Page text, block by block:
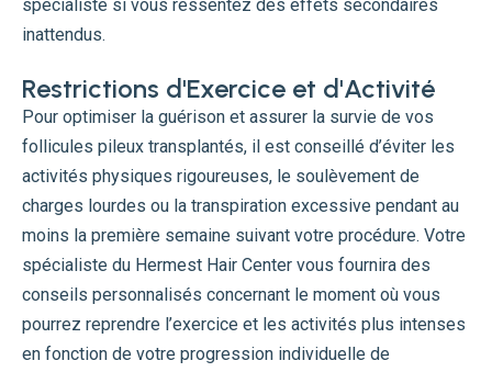
spécialiste si vous ressentez des effets secondaires
inattendus.
Restrictions d'Exercice et d'Activité
Pour optimiser la guérison et assurer la survie de vos
follicules pileux transplantés, il est conseillé d’éviter les
activités physiques rigoureuses, le soulèvement de
charges lourdes ou la transpiration excessive pendant au
moins la première semaine suivant votre procédure. Votre
spécialiste du Hermest Hair Center vous fournira des
conseils personnalisés concernant le moment où vous
pourrez reprendre l’exercice et les activités plus intenses
en fonction de votre progression individuelle de